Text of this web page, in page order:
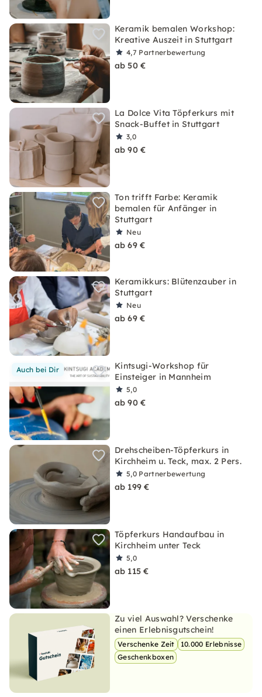
Keramik bemalen Workshop:
Kreative Auszeit in Stuttgart
4,7 Partnerbewertung
ab 50 €
La Dolce Vita Töpferkurs mit
Snack-Buffet in Stuttgart
3,0
ab 90 €
Ton trifft Farbe: Keramik
bemalen für Anfänger in
Stuttgart
Neu
ab 69 €
Keramikkurs: Blütenzauber in
Stuttgart
Neu
ab 69 €
Auch bei Dir
Kintsugi-Workshop für
Einsteiger in Mannheim
5,0
ab 90 €
Drehscheiben-Töpferkurs in
Kirchheim u. Teck, max. 2 Pers.
5,0 Partnerbewertung
ab 199 €
Töpferkurs Handaufbau in
Kirchheim unter Teck
5,0
ab 115 €
Zu viel Auswahl? Verschenke
einen Erlebnisgutschein!
Verschenke Zeit
10.000 Erlebnisse
Geschenkboxen